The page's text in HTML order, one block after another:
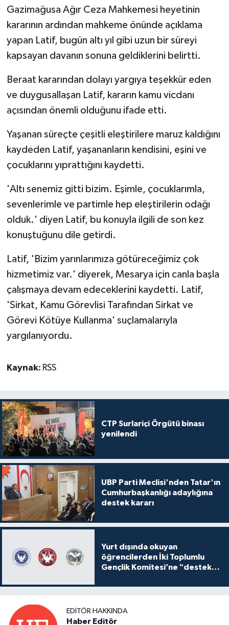
Gazimağusa Ağır Ceza Mahkemesi heyetinin
kararının ardından mahkeme önünde açıklama
yapan Latif, bugün altı yıl gibi uzun bir süreyi
kapsayan davanın sonuna geldiklerini belirtti.
Beraat kararından dolayı yargıya teşekkür eden
ve duygusallaşan Latif, kararın kamu vicdanı
açısından önemli olduğunu ifade etti.
Yaşanan süreçte çeşitli eleştirilere maruz kaldığını
kaydeden Latif, yaşananların kendisini, eşini ve
çocuklarını yıprattığını kaydetti.
'Altı senemiz gitti bizim. Eşimle, çocuklarımla,
sevenlerimle ve partimle hep eleştirilerin odağı
olduk.' diyen Latif, bu konuyla ilgili de son kez
konuştuğunu dile getirdi.
Latif, 'Bizim yarınlarımıza götüreceğimiz çok
hizmetimiz var.' diyerek, Mesarya için canla başla
çalışmaya devam edeceklerini kaydetti. Latif,
'Sirkat, Kamu Görevlisi Tarafından Sirkat ve
Görevi Kötüye Kullanma' suçlamalarıyla
yargılanıyordu.
Kaynak: RSS
CTP Surlariçi Örgütü binası
yenilendi
UBP Parti Meclisi'nden Tatar'ın
Cumhurbaşkanlığı adaylığına
destek kararı
Yurt dışında okuyan
öğrencilerden İki Toplumlu
Gençlik Komitesi’ne "destek
EDITÖR HAKKINDA
Haber Editör